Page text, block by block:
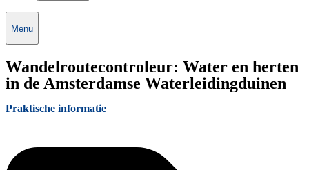
Menu
Wandelroutecontroleur: Water en herten
in de Amsterdamse Waterleidingduinen
Praktische informatie